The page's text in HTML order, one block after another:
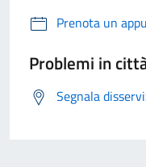
Prenota un
Problemi in
Segnala